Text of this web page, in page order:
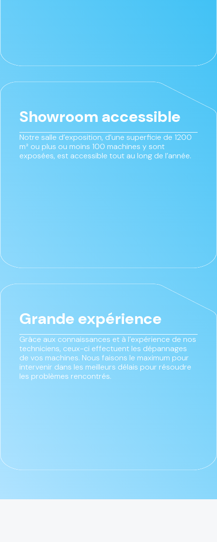
Showroom accessible
Notre salle d’exposition, d’une superficie de 1200
m² ou plus ou moins 100 machines y sont
exposées, est accessible tout au long de l’année.
Grande expérience
Grâce aux connaissances et à l’expérience de nos
techniciens, ceux-ci effectuent les dépannages
de vos machines. Nous faisons le maximum pour
intervenir dans les meilleurs délais pour résoudre
les problèmes rencontrés.